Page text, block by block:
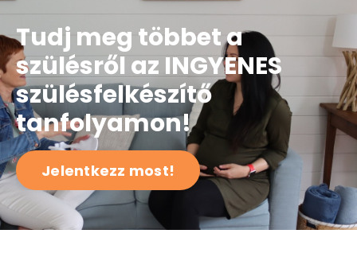
Tudj meg többet a
szülésről az INGYENES
szülésfelkészítő
tanfolyamon!
Jelentkezz most!